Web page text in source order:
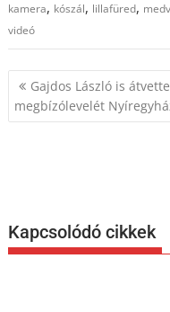
kamera, kószál, lillafüred,
videó
Bejegyzés
navigáció
Gajdos László is átvette
megbízólevelét
Kapcsolódó cikkek